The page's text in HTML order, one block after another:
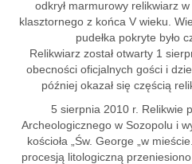
odkrył marmurowy relikwiarz w
klasztornego z końca V wieku.
pudełka pokryte było
Relikwiarz został otwarty 1
obecności oficjalnych gości i
później okazał się częścią
5 sierpnia 2010 r. Relikwie
Archeologicznego w Sozopolu i
kościoła „Św. George „w
procesją litologiczną